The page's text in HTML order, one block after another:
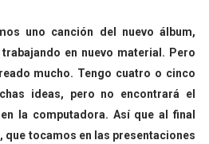
uno canción del nuevo álbum,
en nuevo material. Pero
mucho. Tengo cuatro o cinco
ideas, pero no encontrará el
la computadora. Así que al final
que tocamos en las presentaciones